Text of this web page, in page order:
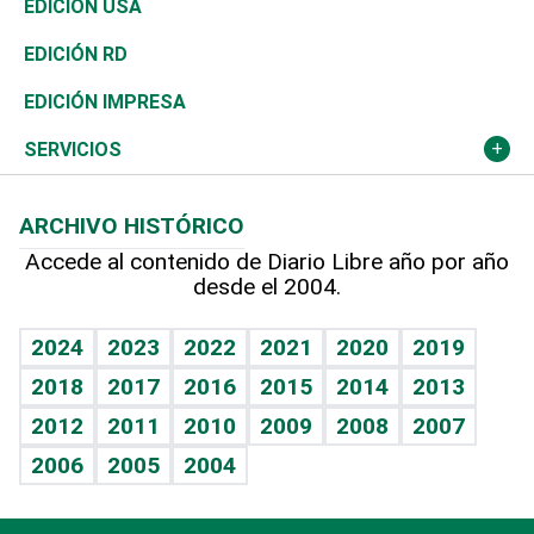
Ocenanía
Caribe
Resto del mundo
Telecom.
Global y variable
Economía personal
Sociales
Novedades
Podcast Arte Libre
Hablando con el pediatra
Vida y familia
Eñe
Celebrando la vida
Sin complejos
En pocas palabras
Tenis
Olimpismo
Más deportes
Línea de hit
TBT Deportivo
El Espía
Noticiero Poteleche
Columnistas
Tecnología
Historia
Martes de tecnología
Cambio climático
Economía
Revista
Deportes
Opinión
Hecho en casa
Guía del dinero
EDICIÓN USA
EDICIÓN RD
EDICIÓN IMPRESA
SERVICIOS
Cumpleaños
Horóscopos
Crucigramas
ARCHIVO HISTÓRICO
Accede al contenido de Diario Libre año por año
desde el 2004.
2024 2023 2022 2021 2020
2019
2018
2017 2016 2015 2014
2013
2012
2011 2010 2009 2008
2007
2006
2005 2004